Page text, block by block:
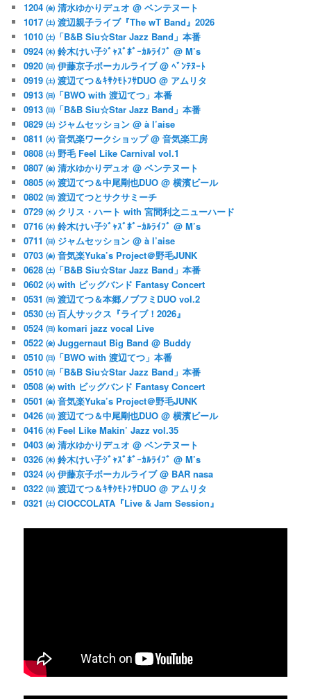
1204 ㈮ 清水ゆかりデュオ @ ベンテヌート
1017 ㈯ 渡辺親子ライブ『The wT Band』2026
1010 ㈯「B&B Siu☆Star Jazz Band」本番
0924 ㈭ 鈴木けい子ｼﾞｬｽﾞﾎﾞｰｶﾙﾗｲﾌﾞ @ M’s
0920 ㈰ 伊藤京子ボーカルライブ @ ﾍﾞﾝﾃﾇｰﾄ
0919 ㈯ 渡辺てつ＆ｷｻｸﾓﾄﾌｻDUO @ アムリタ
0913 ㈰「BWO with 渡辺てつ」本番
0913 ㈰「B&B Siu☆Star Jazz Band」本番
0829 ㈯ ジャムセッション @ à l’aise
0811 ㈫ 音気楽ワークショップ @ 音気楽工房
0808 ㈯ 野毛 Feel Like Carnival vol.1
0807 ㈮ 清水ゆかりデュオ @ ベンテヌート
0805 ㈬ 渡辺てつ＆中尾剛也DUO @ 横濱ビール
0802 ㈰ 渡辺てつとサクサミーチ
0729 ㈬ クリス・ハート with 宮間利之ニューハード
0716 ㈭ 鈴木けい子ｼﾞｬｽﾞﾎﾞｰｶﾙﾗｲﾌﾞ @ M’s
0711 ㈰ ジャムセッション @ à l’aise
0703 ㈮ 音気楽Yuka’s Project＠野毛JUNK
0628 ㈯「B&B Siu☆Star Jazz Band」本番
0602 ㈫ with ビッグバンド Fantasy Concert
0531 ㈰ 渡辺てつ＆本郷ノブフミDUO vol.2
0530 ㈯ 百人サックス『ライブ！2026』
0524 ㈰ komari jazz vocal Live
0522 ㈮ Juggernaut Big Band @ Buddy
0510 ㈰「BWO with 渡辺てつ」本番
0510 ㈰「B&B Siu☆Star Jazz Band」本番
0508 ㈮ with ビッグバンド Fantasy Concert
0501 ㈮ 音気楽Yuka’s Project＠野毛JUNK
0426 ㈰ 渡辺てつ＆中尾剛也DUO @ 横濱ビール
0416 ㈭ Feel Like Makin’ Jazz vol.35
0403 ㈮ 清水ゆかりデュオ @ ベンテヌート
0326 ㈭ 鈴木けい子ｼﾞｬｽﾞﾎﾞｰｶﾙﾗｲﾌﾞ @ M’s
0324 ㈫ 伊藤京子ボーカルライブ @ BAR nasa
0322 ㈰ 渡辺てつ＆ｷｻｸﾓﾄﾌｻDUO @ アムリタ
0321 ㈯ CIOCCOLATA『Live & Jam Session』